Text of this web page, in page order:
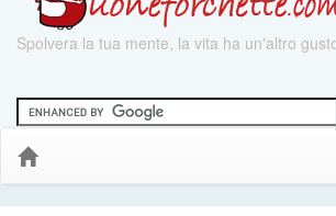
Spolvera la tua mente, la vita ha un'altro